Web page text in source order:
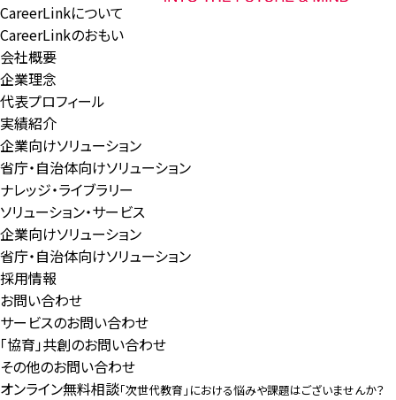
CareerLinkについて
CareerLinkのおもい
会社概要
企業理念
代表プロフィール
実績紹介
企業向けソリューション
省庁・自治体向けソリューション
ナレッジ・ライブラリー
ソリューション・サービス
企業向けソリューション
省庁・自治体向けソリューション
採用情報
お問い合わせ
サービスのお問い合わせ
「協育」共創のお問い合わせ
その他のお問い合わせ
オンライン無料相談「次世代教育」における悩みや課題はございませんか？